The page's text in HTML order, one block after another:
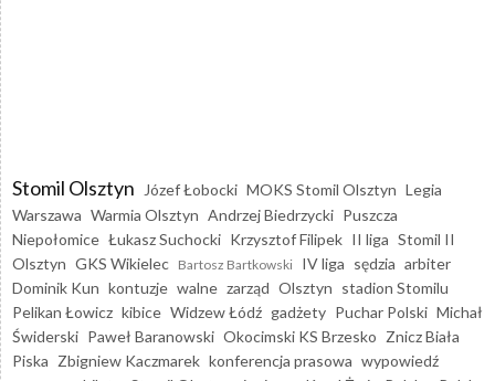
Stomil Olsztyn Józef Łobocki MOKS Stomil Olsztyn Legia
Warszawa Warmia Olsztyn Andrzej Biedrzycki Puszcza
Niepołomice Łukasz Suchocki Krzysztof Filipek II liga Stomil II
Olsztyn GKS Wikielec Bartosz Bartkowski IV liga sędzia arbiter
Dominik Kun kontuzje walne zarząd Olsztyn stadion Stomilu
Pelikan Łowicz kibice Widzew Łódź gadżety Puchar Polski Michał
Świderski Paweł Baranowski Okocimski KS Brzesko Znicz Biała
Piska Zbigniew Kaczmarek konferencja prasowa wypowiedź